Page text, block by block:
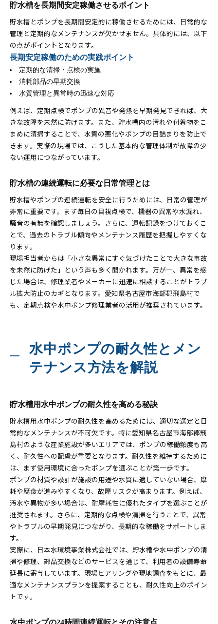
貯水槽を長期間安定稼働させるポイント
貯水槽とポンプを長期間安定的に稼働させるためには、日常的な
管理と定期的なメンテナンスが欠かせません。具体的には、以下
の点がポイントとなります。
長期安定稼働のための実践ポイント
定期的な清掃・点検の実施
消耗部品の早期交換
水質管理と異常時の迅速な対応
例えば、定期点検でポンプの異音や発熱を早期発見できれば、大
きな故障を未然に防げます。また、貯水槽内の汚れや付着物をこ
まめに清掃することで、水質の悪化やポンプの目詰まりを防止で
きます。実際の現場では、こうした基本的な管理体制が故障の少
ない運用につながっています。
貯水槽の連続運転に必要な日常管理とは
貯水槽やポンプの連続運転を安全に行うためには、日常の管理が
非常に重要です。まず毎日の目視点検で、機器の異常や水漏れ、
騒音の有無を確認しましょう。さらに、運転記録をつけておくこ
とで、過去のトラブル傾向やメンテナンス履歴を把握しやすくな
ります。
現場担当者からは「小さな異常にすぐ気づけたことで大きな事故
を未然に防げた」という声も多く聞かれます。万が一、異常を感
じた場合は、修理業者やメーカーに迅速に相談することがトラブ
ル拡大防止のカギとなります。愛知県名古屋市海部郡飛島村で
も、定期点検や水中ポンプ修理業者の活用が推奨されています。
水中ポンプの耐久性とメン
テナンス方法を解説
貯水槽用水中ポンプの耐久性を高める秘訣
貯水槽用水中ポンプの耐久性を高めるためには、適切な選定と日
常的なメンテナンスが不可欠です。特に愛知県名古屋市海部郡飛
島村のような産業施設が多いエリアでは、ポンプの稼働頻度も高
く、耐久性への配慮が重要となります。耐久性を維持するために
は、まず使用環境に合ったポンプを選ぶことが第一歩です。
ポンプの材質や設計が施設の用途や水質に適していない場合、摩
耗や腐食が進みやすくなり、故障リスクが高まります。例えば、
汚水や異物が多い場合は、耐摩耗性に優れたタイプを選ぶことが
推奨されます。さらに、定期的な点検や清掃を行うことで、異常
やトラブルの早期発見につながり、長期的な稼働をサポートしま
す。
実際に、日本水環境事業株式会社では、貯水槽や水中ポンプの清
掃や修理、部品交換などのサービスを通じて、利用者の設備寿命
延長に寄与しています。現場ヒアリングや現地調査をもとに、最
適なメンテナンスプランを提案することも、耐久性向上のポイン
トです。
水中ポンプの24時間連続運転とその注意点